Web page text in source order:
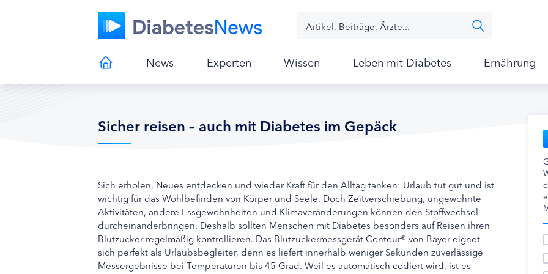
News Experten Wissen Leben mit Diabetes Ernährung
Sicher reisen – auch mit Diabetes im Gepäck
Sich erholen, Neues entdecken und wieder Kraft für den Alltag tanken: Urlaub tut gut und ist
wichtig für das Wohlbefinden von Körper und Seele. Doch Zeitverschiebung, ungewohnte
Aktivitäten, andere Essgewohnheiten und Klimaveränderungen können den Stoffwechsel
durcheinanderbringen. Deshalb sollten Menschen mit Diabetes besonders auf Reisen ihren
Blutzucker regelmäßig kontrollieren. Das Blutzuckermessgerät Contour® von Bayer eignet
sich perfekt als Urlaubsbegleiter, denn es liefert innerhalb weniger Sekunden zuverlässige
Messergebnisse bei Temperaturen bis 45 Grad. Weil es automatisch codiert wird, ist es